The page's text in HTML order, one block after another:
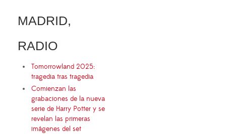
MADRID,
RADIO
Tomorrowland 2025:
tragedia tras tragedia
Comienzan las
grabaciones de la nueva
serie de Harry Potter y se
revelan las primeras
imágenes del set